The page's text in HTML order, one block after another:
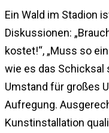
Ein Wald im Stadion
Diskussionen:
kostet!“, „Muss so
wie es das Schicksal
Umstand für großes
Aufregung.
Kunstinstallation